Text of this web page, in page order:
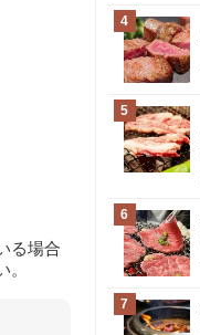
る場合
4
5
6
7